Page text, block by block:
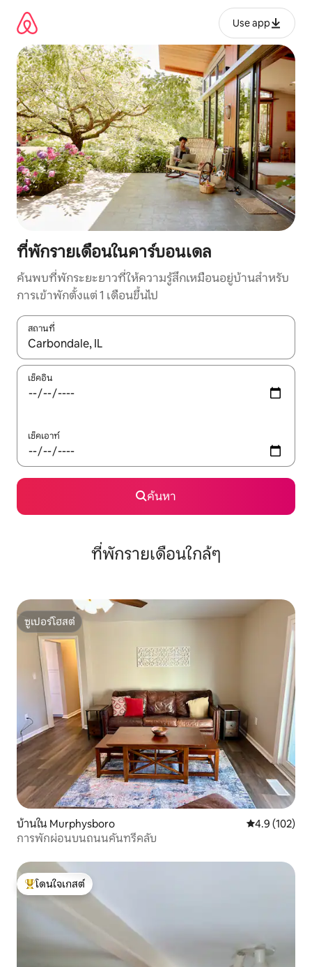
เนื้อหา
Use app
ที่พักรายเดือนในคาร์บอนเดล
ค้นพบที่พักระยะยาวที่ให้ความรู้สึกเหมือนอยู่บ้านสำหรับ
การเข้าพักตั้งแต่ 1 เดือนขึ้นไป
สถานที่
ใช้ลูกศรขึ้นลง หรือใช้การสัมผัสหรือปัด เพื่อสำรวจผลการค้นหา
เช็คอิน
เช็คเอาท์
ค้นหา
ที่พักรายเดือนใกล้ๆ
ซูเปอร์โฮสต์
ซูเปอร์โฮสต์
บ้านใน Murphysboro คะแนนเฉลี่ย
4.9 (102)
การพักผ่อนบนถนนคันทรีคลับ
โดนใจเกสต์ที่สุด
โดนใจเกสต์